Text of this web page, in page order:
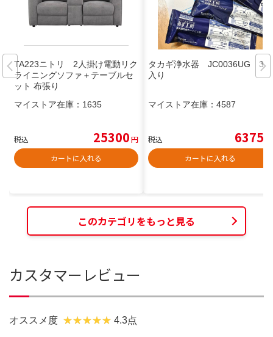
TA223ニトリ 2人掛け電動リク
ライニングソファ＋テーブルセ
ット 布張り
マイストア在庫： 1635
税込 25300円
カートに入れる
タカギ浄水器 JC0036UG 3個
入り
マイストア在庫： 4587
税込 6375
カートに入れる
このカテゴリをもっと見る
カスタマーレビュー
オススメ度 4.3点